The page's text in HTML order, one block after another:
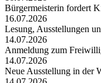
Bürgermeisterin fordert
16.07.2026
Lesung, Ausstellungen
14.07.2026
Anmeldung zum
14.07.2026
Neue Ausstellung in der